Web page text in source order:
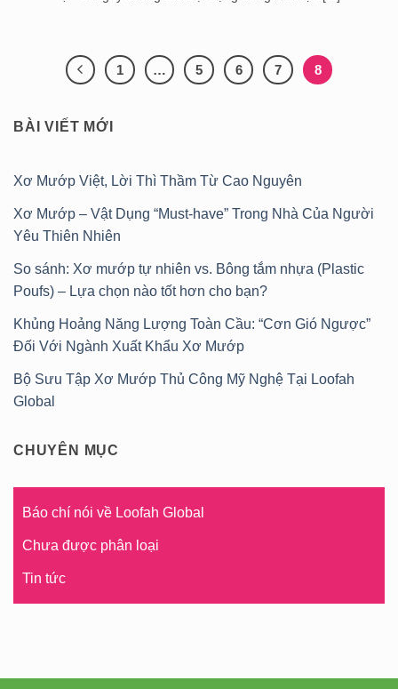
1 … 5 6 7 8
BÀI VIẾT MỚI
Xơ Mướp Việt, Lời Thì Thầm Từ Cao Nguyên
Xơ Mướp – Vật Dụng “Must-have” Trong Nhà Của Người
Yêu Thiên Nhiên
So sánh: Xơ mướp tự nhiên vs. Bông tắm nhựa (Plastic
Poufs) – Lựa chọn nào tốt hơn cho bạn?
Khủng Hoảng Năng Lượng Toàn Cầu: “Cơn Gió Ngược”
Đối Với Ngành Xuất Khẩu Xơ Mướp
Bộ Sưu Tập Xơ Mướp Thủ Công Mỹ Nghệ Tại Loofah
Global
CHUYÊN MỤC
Báo chí nói về Loofah Global
Chưa được phân loại
Tin tức